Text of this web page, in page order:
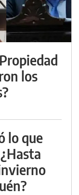
los
lo que